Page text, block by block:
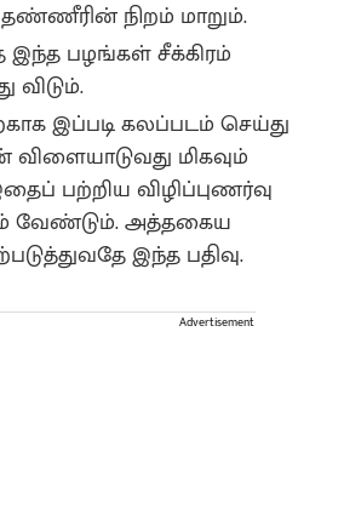
நிறம் மாறும்.
பழங்கள் சீக்கிரம்
விடும்.
இப்படி கலப்படம் செய்து
மிகவும்
பற்றிய விழிப்புணர்வு
வேண்டும். அத்தகைய
இந்த பதிவு.
Advertisement